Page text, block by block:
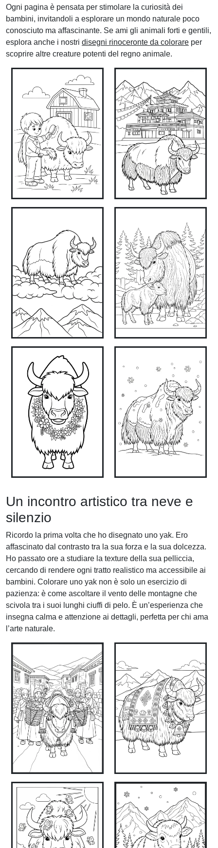
Ogni pagina è pensata per stimolare la curiosità dei
bambini, invitandoli a esplorare un mondo naturale poco
conosciuto ma affascinante. Se ami gli animali forti e gentili,
esplora anche i nostri disegni rinoceronte da colorare per
scoprire altre creature potenti del regno animale.
Un incontro artistico tra neve e
silenzio
Ricordo la prima volta che ho disegnato uno yak. Ero
affascinato dal contrasto tra la sua forza e la sua dolcezza.
Ho passato ore a studiare la texture della sua pelliccia,
cercando di rendere ogni tratto realistico ma accessibile ai
bambini. Colorare uno yak non è solo un esercizio di
pazienza: è come ascoltare il vento delle montagne che
scivola tra i suoi lunghi ciuffi di pelo. È un’esperienza che
insegna calma e attenzione ai dettagli, perfetta per chi ama
l’arte naturale.